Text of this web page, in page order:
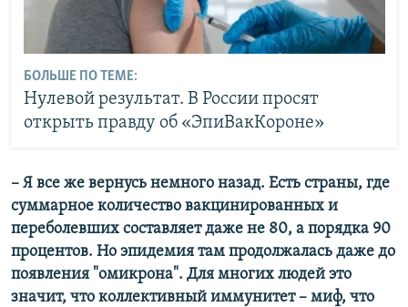
БОЛЬШЕ ПО ТЕМЕ:
Нулевой результат. В России просят
открыть правду об «ЭпиВакКороне»
– Я все же вернусь немного назад. Есть страны, где
суммарное количество вакцинированных и
переболевших составляет даже не 80, а порядка 90
процентов. Но эпидемия там продолжалась даже до
появления "омикрона". Для многих людей это
значит, что коллективный иммунитет – миф, что